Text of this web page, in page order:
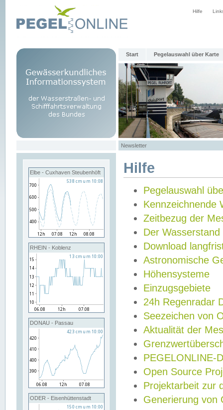
Hilfe
Start Pegelauswahl über Karte
Newsletter
Elbe - Cuxhaven Steubenhöft
RHEIN - Koblenz
DONAU - Passau
ODER - Eisenhüttenstadt
Hilfe
Pegelauswahl
Kennzeichnende
Zeitbezug der
Der Wasserstand
Download
Astronomische
Höhensysteme
Einzugsgebiete
24h Regenradar
Seezeichen von
Aktualität der
PEGELONLINE-
Open Source
Projektarbeit zur
Generierung von